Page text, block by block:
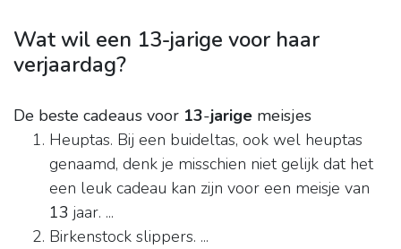
Wat wil een 13-jarige voor haar
verjaardag?
De beste cadeaus voor 13-jarige meisjes
Heuptas. Bij een buideltas, ook wel heuptas
genaamd, denk je misschien niet gelijk dat het
een leuk cadeau kan zijn voor een meisje van
13 jaar. ...
Birkenstock slippers. ...